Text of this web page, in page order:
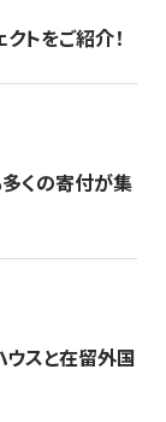
トをご紹介！
くの寄付が集
スと在留外国